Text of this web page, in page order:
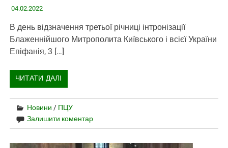
04.02.2022
В день відзначення третьої річниці інтронізації
Блаженнійшого Митрополита Київського і всієї України
Епіфанія, 3 […]
ЧИТАТИ ДАЛІ
Новини / ПЦУ
Залишити коментар